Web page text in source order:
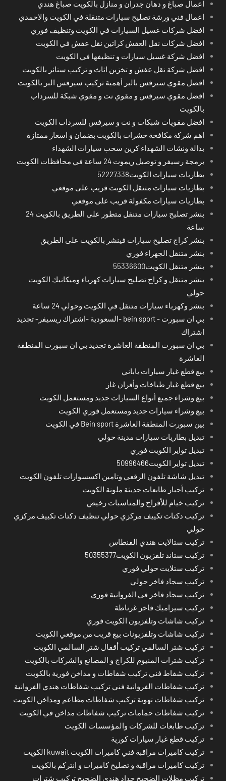
اعمال صباغ و دهان جدران و منازل بالكويت صباغ هندي
اعمال فني ورشة تصليح سيارات متنقلة في الكويت والاحمدي
افضل شركات غسيل السيارات في الكويت وتنظيف فوري
افضل شركات نقل العفش كراتين نقل عفش في الكويت
افضل شركة غسيل سيارات و تنظيفها في الكويت
افضل شركة نقل عفش و تخزين اثاث و تركيب ستائر بالكويت
افضل مقوي سيرفس بالبر أهمية تركيب سيرفس البر بالكويت
افضل مقوي سيرفس و مقوي نت و مقوي شبكة للسرداب
بالكويت
افضل مقويات شبكات و نت و سيرفس للسرداب الكويت
اهم شركة مكافحة حشرات بالكويت بضمان و اسعار ممتازة
بدالة ونشات الشهداء كرين سحب سيارات الشهداء
برمجة رسيفر و توصيل ريموت 24 ساعة في محافظات الكويت
بطاريات سيارات الكويت52227338
بطاريات سيارات متنقل الكويت قريب على موقعي
بطاريات سيارات مكفولة قريب على موقعي
بنشر تصليح سيارات متنقل متطور على الطريق بالكويت 24
ساعة
بنشر كراج تصليح سيارات فينشر بالكويت على الطريق
بنشر متنقل الجهراء فوري
بنشر متنقل الكويت55336600
بنشر متنقل و كراج تصليح سيارات كهرباء وميكانيك الكويت
حولي
بنشر وكهرباء سيارات متنقل في الكويت وحولي 24 ساعة
بي ان سبورت - bein sport -السعودية -اشتراك ريسيفر- تجديد
اشتراك
بي ان سبورت المنطقة العاشرة تجديد بي ان سبورت المنطقة
العاشرة
بيع قطع غيار سيارات ياباني
بيع قطع غيار طباخات وأفران غاز
بيع وشراء جميع أنواع السيارات جديد ومستعمل الكويت
بيع وشراء سيارات جديد ومستعمل فوري الكويت
بين سبورت المنطقة العاشرة Bein sport في الكويت
تبديل بطاريات سيارات مدينة حولي
تبديل تواير الكويت فوري
تبديل تواير الكويت50996466
تبديل شاشة تلفون الرقعي وتامين اكسسوارات تلفون الكويت
تركيب أحبار طابعات حديثة ملونة الكويت
تركيب خيام للأفراح والمناسبات رخيص
تركيب دكتات تكييف مركزي حولي تنظيف دكتات تكييف مركزي
حولي
تركيب ستالايت هندي الفنطاس
تركيب ستاند تلفزيون الكويت50355377
تركيب ستلايت حولي فوري
تركيب سجاد فاخر حولي
تركيب سجاد فاخر في الفروانية فوري
تركيب سيراميك فاخر غرناطة
تركيب شاشات وتلفزيون الكويت فوري
تركيب شاشات وتلفزيونات بيع قريب من موقعي الكويت
تركيب شتر السالمي تركيب أقفال شتر السالمي الكويت
تركيب شترات المنيوم للكراج و المصانع والشركات بالكويت
تركيب شفاط فني تركيب شفاطات و مداخن فورية بالكويت
تركيب شفاطات الفروانية فني تركيب شفاطات هندي الفروانية
تركيب شفاطات تهوية تركيب شفاطات مطاعم ومداخن الكويت
تركيب شفاطات حمامات تركيب شفاطات مداخن في الكويت
تركيب طابعات للشركات والمؤسسات الكويت
تركيب قطع غيار سيارات كورية
تركيب كاميرات مراقبة فني كاميرات الكويت kuwait الكويت
تركيب كاميرات مراقبة و تصليح كاميرات و انتركم بالكويت
تركيب مظلات الضجيج حداد هندي الضجيج تركيب شترات